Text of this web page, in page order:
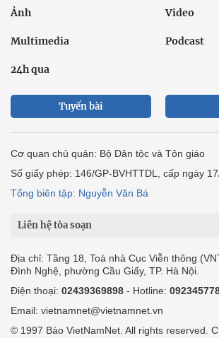
Ảnh Video
Multimedia Podcast
24h qua
Tuyến bài
Cơ quan chủ quản: Bộ Dân tộc và Tôn giáo
Số giấy phép: 146/GP-BVHTTDL, cấp ngày
Tổng biên tập: Nguyễn Văn Bá
Liên hệ tòa soạn
Địa chỉ: Tầng 18, Toà nhà Cục Viễn thông
Đình Nghệ, phường Cầu Giấy, TP. Hà Nội.
Điện thoại: 02439369898 - Hotline:
Email: vietnamnet@vietnamnet.vn
© 1997 Báo VietNamNet. All rights reserved.